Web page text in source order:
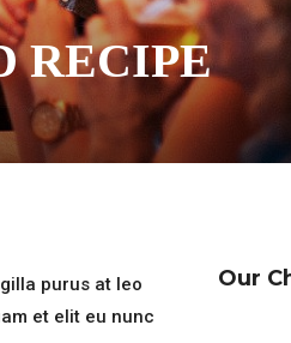
RECIPE
purus at leo
et elit eu nunc
Our